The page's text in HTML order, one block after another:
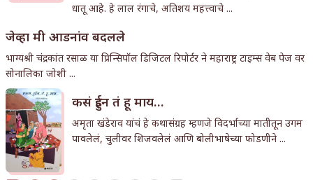
धातू आहे. हे लाल रंगाचे, अतिशय महत्त्वाचे ...
जेव्हा मी आडनांव बदलले
भाग्यश्री चंद्रकांत रसाळ या प्रिन्सिपॉल डिजिटल रिपोर्टर ने महाराष्ट्र टाइम्स वेब पेज वर
सोनालिका जोशी ...
कसं हुईन तं हू माय…
अमृता खंडेराव यांचं हे कथासंग्रह म्हणजे विदर्भाच्या मातीतून उगम
पावलेलं, चुलीवर शिजवलेलं आणि बोलीभाषेच्या फोडणीने ...